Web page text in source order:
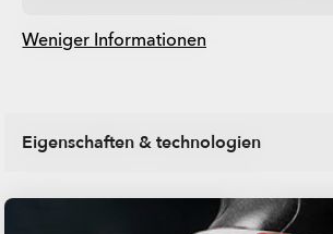
Weniger Informationen
Eigenschaften & technologien